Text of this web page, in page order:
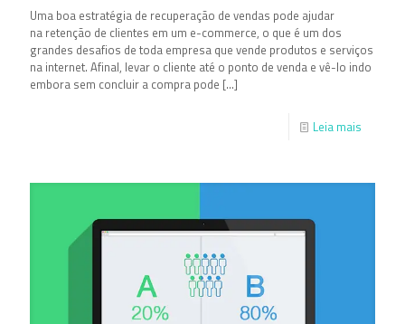
Uma boa estratégia de recuperação de vendas pode ajudar
na retenção de clientes em um e-commerce, o que é um dos
grandes desafios de toda empresa que vende produtos e serviços
na internet. Afinal, levar o cliente até o ponto de venda e vê-lo indo
embora sem concluir a compra pode […]
Leia mais